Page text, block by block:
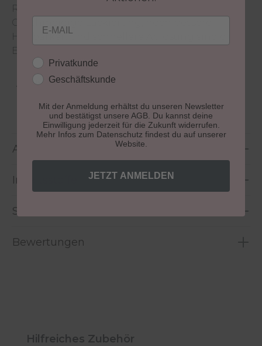
Recolution Textur einem Nagellack.
Haltbarkeit und schnellere Ablösung sind die
Ergebnisse der intensiven Überarbeitung.
Aushärtung:
Größe: 10 ml
Anwendung
Inhaltsstoffe
Sicherheitshinweise
Bewertungen
Produktgalerie überspringen
Hilfreiches Zubehör
Email
Kundengruppe
Privatkunde
Geschäftskunde
Mit der Anmeldung erhältst du unseren Newsletter
und bestätigst unsere AGB. Du kannst deine
Einwilligung jederzeit für die Zukunft widerrufen.
Mehr Infos zum Datenschutz findest du auf unserer
Website.
JETZT ANMELDEN